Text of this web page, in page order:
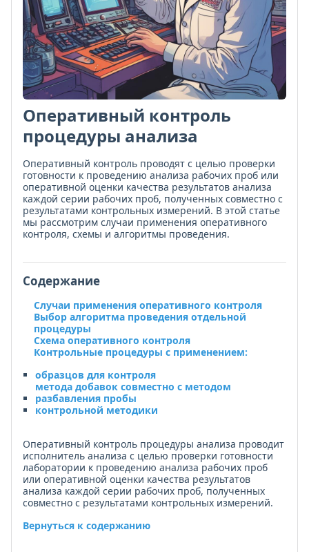
Оперативный контроль
процедуры анализа
Оперативный контроль проводят с целью проверки
готовности к проведению анализа рабочих проб или
оперативной оценки качества результатов анализа
каждой серии рабочих проб, полученных совместно с
результатами контрольных измерений. В этой статье
мы рассмотрим случаи применения оперативного
контроля, схемы и алгоритмы проведения.
Содержание
Случаи применения оперативного контроля
Выбор алгоритма проведения отдельной
процедуры
Схема оперативного контроля
Контрольные процедуры с применением:
образцов для контроля
метода добавок совместно с методом
разбавления пробы
контрольной методики
Оперативный контроль процедуры анализа проводит
исполнитель анализа с целью проверки готовности
лаборатории к проведению анализа рабочих проб
или оперативной оценки качества результатов
анализа каждой серии рабочих проб, полученных
совместно с результатами контрольных измерений.
Вернуться к содержанию